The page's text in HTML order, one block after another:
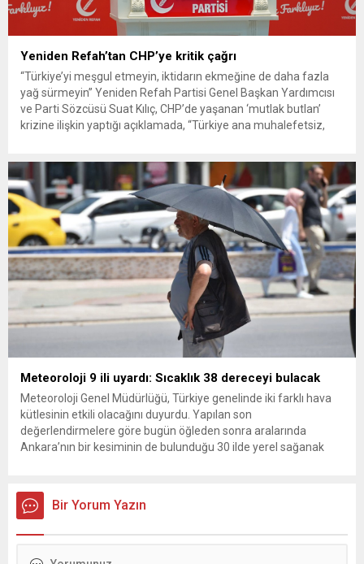
Yeniden Refah’tan CHP’ye kritik çağrı
“Türkiye’yi meşgul etmeyin, iktidarın ekmeğine de daha fazla
yağ sürmeyin” Yeniden Refah Partisi Genel Başkan Yardımcısı
ve Parti Sözcüsü Suat Kılıç, CHP’de yaşanan ‘mutlak butlan’
krizine ilişkin yaptığı açıklamada, “Türkiye ana muhalefetsiz,
olun. Türkiye’yi...
Meteoroloji 9 ili uyardı: Sıcaklık 38 dereceyi bulacak
Meteoroloji Genel Müdürlüğü, Türkiye genelinde iki farklı hava
kütlesinin etkili olacağını duyurdu. Yapılan son
değerlendirmelere göre bugün öğleden sonra aralarında
Ankara’nın bir kesiminin de bulunduğu 30 ilde yerel sağanak
üzerine çıkarak yaz değerlerine ulaşacak. Ayrıca...
Bir Yorum Yazın